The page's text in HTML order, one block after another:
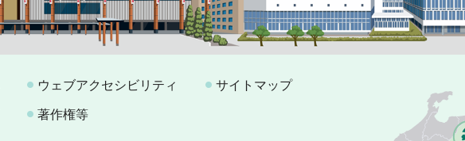
ウェブアクセシビリティ サイトマップ
著作権等